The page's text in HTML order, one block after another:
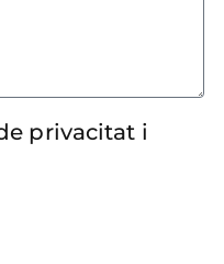
privacitat i